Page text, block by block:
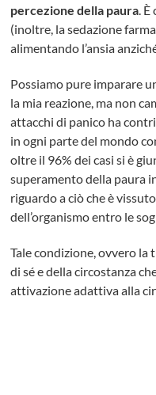
percezione della paura. È
(inoltre, la sedazione
alimentando l’ansia
Possiamo pure imparare
la mia reazione, ma non
attacchi di panico ha
in ogni parte del mondo
oltre il 96% dei casi si è
superamento della paura
riguardo a ciò che è
dell’organismo entro le
Tale condizione, ovvero la
di sé e della circostanza
attivazione adattiva alla